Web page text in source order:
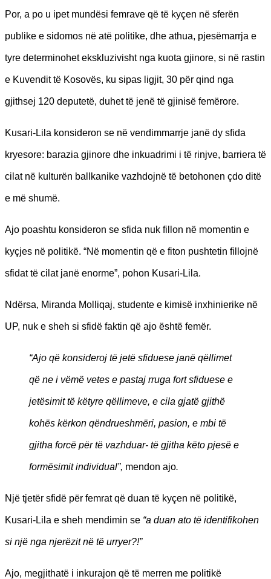
Por, a po u ipet mundësi femrave që të kyçen në sferën
publike e sidomos në atë politike, dhe athua, pjesëmarrja e
tyre determinohet ekskluzivisht nga kuota gjinore, si në rastin
e Kuvendit të Kosovës, ku sipas ligjit, 30 për qind nga
gjithsej 120 deputetë, duhet të jenë të gjinisë femërore.
Kusari-Lila konsideron se në vendimmarrje janë dy sfida
kryesore: barazia gjinore dhe inkuadrimi i të rinjve, barriera të
cilat në kulturën ballkanike vazhdojnë të betohonen çdo ditë
e më shumë.
Ajo poashtu konsideron se sfida nuk fillon në momentin e
kyçjes në politikë. “Në momentin që e fiton pushtetin fillojnë
sfidat të cilat janë enorme”, pohon Kusari-Lila.
Ndërsa, Miranda Molliqaj, studente e kimisë inxhinierike në
UP, nuk e sheh si sfidë faktin që ajo është femër.
“Ajo që konsideroj të jetë sfiduese janë qëllimet
që ne i vëmë vetes e pastaj rruga fort sfiduese e
jetësimit të këtyre qëllimeve, e cila gjatë gjithë
kohës kërkon qëndrueshmëri, pasion, e mbi të
gjitha forcë për të vazhduar- të gjitha këto pjesë e
formësimit individual”, mendon ajo.
Një tjetër sfidë për femrat që duan të kyçen në politikë,
Kusari-Lila e sheh mendimin se “a duan ato të identifikohen
si një nga njerëzit në të urryer?!”
Ajo, megjithatë i inkurajon që të merren me politikë